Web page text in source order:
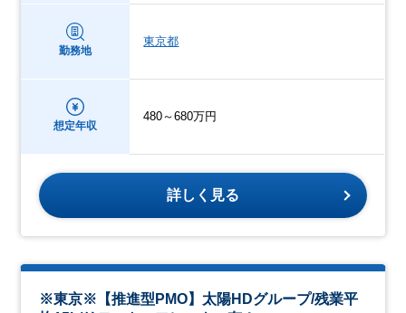
勤務地
東京都
想定年収
480～680万円
詳しく見る
※東京※【推進型PMO】太陽HDグループ/残業平